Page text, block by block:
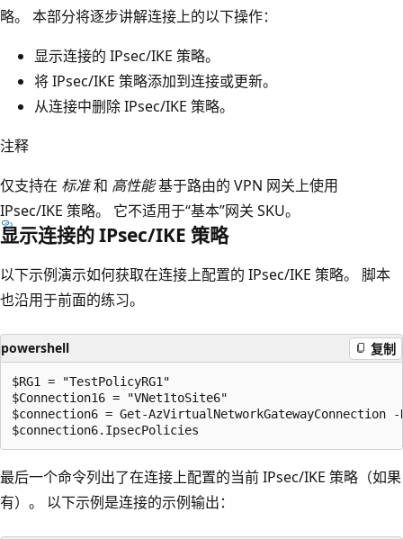
略。 本部分将逐步讲解连接上的以下操作：
显示连接的 IPsec/IKE 策略。
将 IPsec/IKE 策略添加到连接或更新。
从连接中删除 IPsec/IKE 策略。
注释
仅支持在 标准和 高性能基于路由的 VPN 网关上使用
IPsec/IKE 策略。 它不适用于“基本”网关 SKU。
显示连接的 IPsec/IKE 策略
以下示例演示如何获取在连接上配置的 IPsec/IKE 策略。 脚本
也沿用于前面的练习。
powershell 复制
$RG1 = "TestPolicyRG1"
$Connection16 = "VNet1toSite6"
$connection6 = Get-AzVirtualNetworkGatewayConnection -
最后一个命令列出了在连接上配置的当前 IPsec/IKE 策略（如果
有）。 以下示例是连接的示例输出：